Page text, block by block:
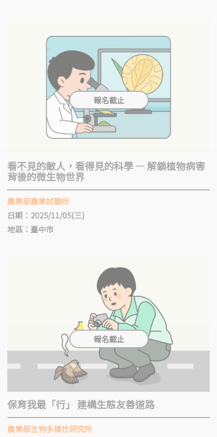
看不見的敵人，看得見的科學 — 解鎖植物病害
背後的微生物世界
農業部農業試驗所
日期：2025/11/05(三)
地區：臺中市
保育我最「行」 建構生態友善道路
農業部生物多樣性研究所